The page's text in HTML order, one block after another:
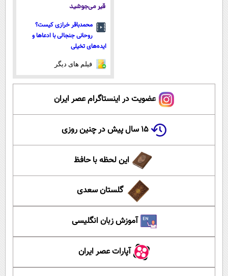
قیر می‌جوشید
محمدباقر خرازی کیست؟
روحانی جنجالی با ادعاها و
ایده‌های تخیلی
فیلم های دیگر
عضویت در اینستاگرام عصر ایران
۱۵ سال پیش در چنین روزی
این لحظه با حافظ
گلستان سعدی
آموزش زبان انگلیسی
آپارات عصر ایران